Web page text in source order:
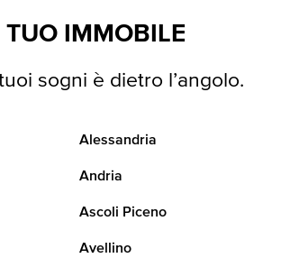
TUO IMMOBILE
sogni è dietro l’angolo.
Alessandria
Andria
Ascoli Piceno
Avellino